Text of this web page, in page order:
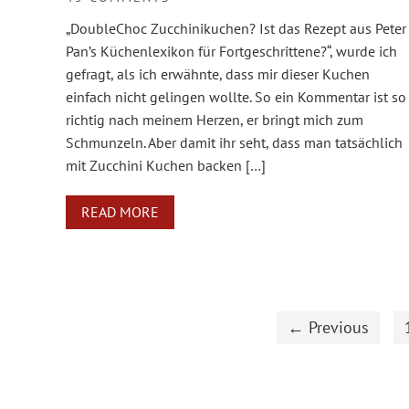
„DoubleChoc Zucchinikuchen? Ist das Rezept aus Peter
Pan’s Küchenlexikon für Fortgeschrittene?“, wurde ich
gefragt, als ich erwähnte, dass mir dieser Kuchen
einfach nicht gelingen wollte. So ein Kommentar ist so
richtig nach meinem Herzen, er bringt mich zum
Schmunzeln. Aber damit ihr seht, dass man tatsächlich
mit Zucchini Kuchen backen […]
READ MORE
← Previous